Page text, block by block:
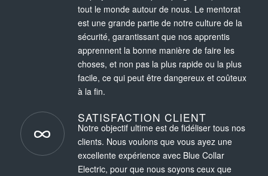
tout le monde autour de nous. Le mentorat
est une grande partie de notre culture de la
sécurité, garantissant que nos apprentis
apprennent la bonne manière de faire les
choses, et non pas la plus rapide ou la plus
facile, ce qui peut être dangereux et coûteux
à la fin.
SATISFACTION CLIENT
Notre objectif ultime est de fidéliser tous nos
clients. Nous voulons que vous ayez une
excellente expérience avec Blue Collar
Electric, pour que nous soyons ceux que